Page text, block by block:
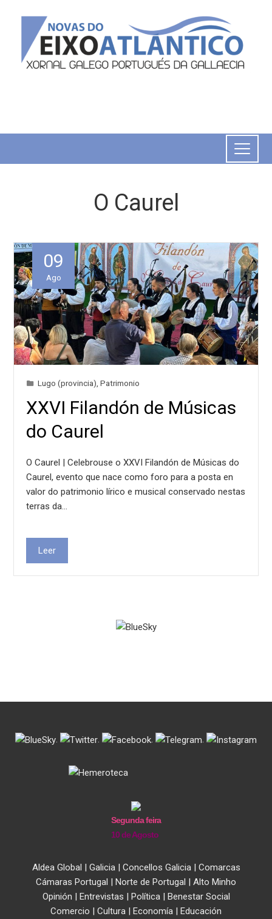
O Caurel
09
Ago
Lugo (provincia) ,Patrimonio
XXVI Filandón de Músicas
do Caurel
O Caurel | Celebrouse o XXVI Filandón de Músicas do
Caurel, evento que nace como foro para a posta en
valor do patrimonio lírico e musical conservado nestas
terras da…
Leer
. . . .
Segunda feira
10 de Agosto
Aldea Global | Galicia| Concellos Galicia| Comarcas
Cámaras Portugal | Norte de Portugal | Alto Minho
Opinión | Entrevistas | Política| Benestar Social
Comercio | Cultura | Economía | Educación